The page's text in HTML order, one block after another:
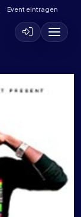
Event eintragen